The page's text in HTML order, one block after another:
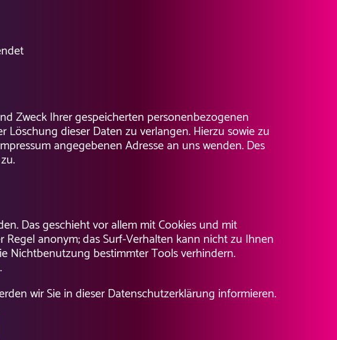
Zweck Ihrer gespeicherten personenbezogenen
dieser Daten zu verlangen. Hierzu sowie zu
angegebenen Adresse an uns wenden. Des
Das geschieht vor allem mit Cookies und mit
anonym; das Surf-Verhalten kann nicht zu Ihnen
Nichtbenutzung bestimmter Tools verhindern.
wir Sie in dieser Datenschutzerklärung informieren.